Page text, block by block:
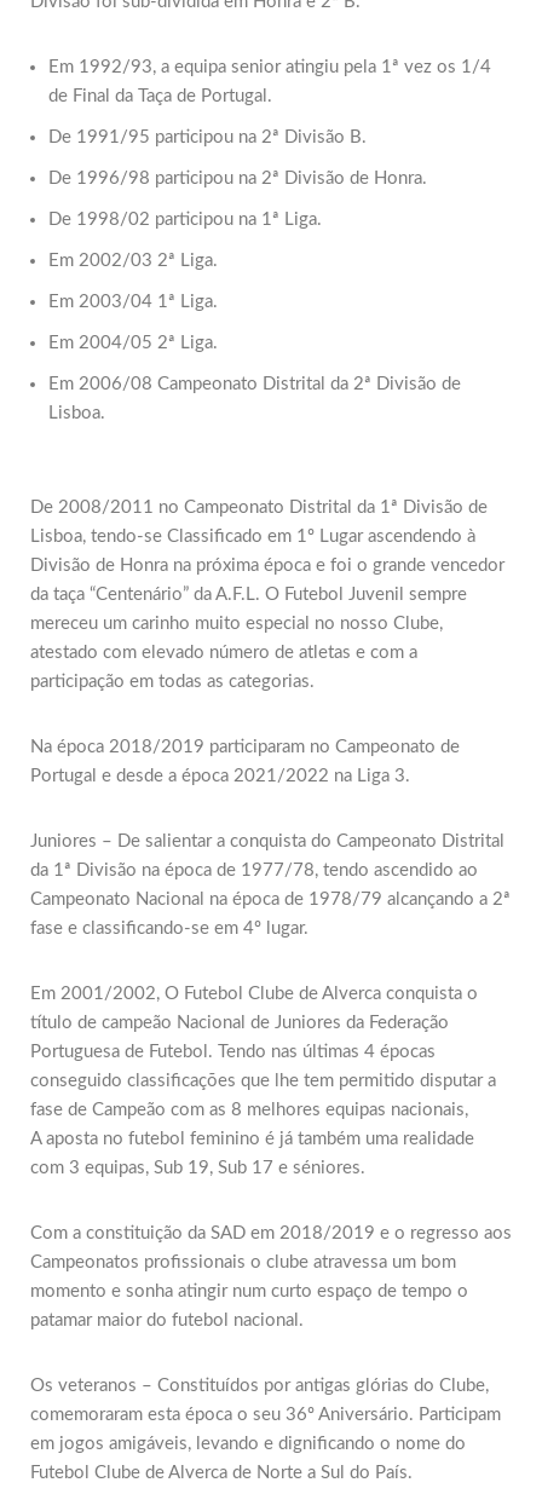
Em 1992/93, a equipa senior atingiu pela 1ª vez os 1/4
de Final da Taça de Portugal.
De 1991/95 participou na 2ª Divisão B.
De 1996/98 participou na 2ª Divisão de Honra.
De 1998/02 participou na 1ª Liga.
Em 2002/03 2ª Liga.
Em 2003/04 1ª Liga.
Em 2004/05 2ª Liga.
Em 2006/08 Campeonato Distrital da 2ª Divisão de
Lisboa.
De 2008/2011 no Campeonato Distrital da 1ª Divisão de
Lisboa, tendo-se Classificado em 1º Lugar ascendendo à
Divisão de Honra na próxima época e foi o grande vencedor
da taça “Centenário” da A.F.L. O Futebol Juvenil sempre
mereceu um carinho muito especial no nosso Clube,
atestado com elevado número de atletas e com a
participação em todas as categorias.
Na época 2018/2019 participaram no Campeonato de
Portugal e desde a época 2021/2022 na Liga 3.
Juniores – De salientar a conquista do Campeonato Distrital
da 1ª Divisão na época de 1977/78, tendo ascendido ao
Campeonato Nacional na época de 1978/79 alcançando a 2ª
fase e classificando-se em 4º lugar.
Em 2001/2002, O Futebol Clube de Alverca conquista o
título de campeão Nacional de Juniores da Federação
Portuguesa de Futebol. Tendo nas últimas 4 épocas
conseguido classificações que lhe tem permitido disputar a
fase de Campeão com as 8 melhores equipas nacionais,
A aposta no futebol feminino é já também uma realidade
com 3 equipas, Sub 19, Sub 17 e séniores.
Com a constituição da SAD em 2018/2019 e o regresso aos
Campeonatos profissionais o clube atravessa um bom
momento e sonha atingir num curto espaço de tempo o
patamar maior do futebol nacional.
Os veteranos – Constituídos por antigas glórias do Clube,
comemoraram esta época o seu 36º Aniversário. Participam
em jogos amigáveis, levando e dignificando o nome do
Futebol Clube de Alverca de Norte a Sul do País.